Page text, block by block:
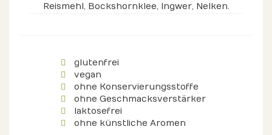
Reismehl, Bockshornklee, Ingwer, Nelken.
glutenfrei
vegan
ohne Konservierungsstoffe
ohne Geschmacksverstärker
laktosefrei
ohne künstliche Aromen